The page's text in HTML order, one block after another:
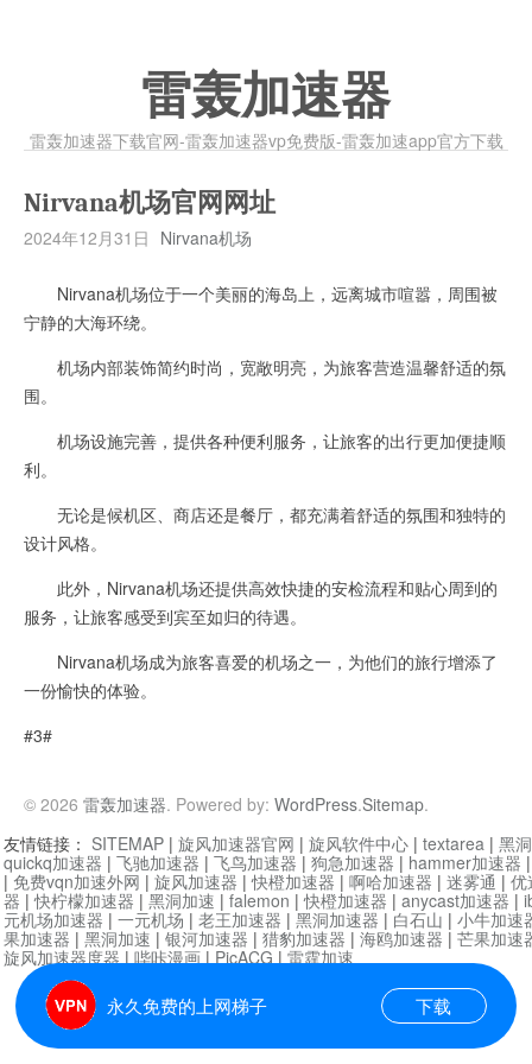
雷轰加速器
雷轰加速器下载官网-雷轰加速器vp免费版-雷轰加速app官方下载
Nirvana机场官网网址
2024年12月31日 Nirvana机场
Nirvana机场位于一个美丽的海岛上，远离城市喧嚣，周围被
宁静的大海环绕。
机场内部装饰简约时尚，宽敞明亮，为旅客营造温馨舒适的氛
围。
机场设施完善，提供各种便利服务，让旅客的出行更加便捷顺
利。
无论是候机区、商店还是餐厅，都充满着舒适的氛围和独特的
设计风格。
此外，Nirvana机场还提供高效快捷的安检流程和贴心周到的
服务，让旅客感受到宾至如归的待遇。
Nirvana机场成为旅客喜爱的机场之一，为他们的旅行增添了
一份愉快的体验。
#3#
© 2026 雷轰加速器. Powered by: WordPress.Sitemap.
永久免费的上网梯子 下载
友情链接： SITEMAP | 旋风加速器官网 | 旋风软件中心 | textarea | 黑
quickq加速器 | 飞驰加速器 | 飞鸟加速器 | 狗急加速器 | hammer加速器
| 免费vqn加速外网 | 旋风加速器 |快橙加速器 | 啊哈加速器 | 迷雾通 | 优
器 |快柠檬加速器 | 黑洞加速 | falemon |快橙加速器 | anycast加速器 |
元机场加速器 | 一元机场 | 老王加速器 | 黑洞加速器 | 白石山 | 小牛加速
果加速器 | 黑洞加速 | 银河加速器 | 猎豹加速器 | 海鸥加速器 | 芒果加速
旋风加速器度器|哔咔漫画|PicACG|雷霆加速